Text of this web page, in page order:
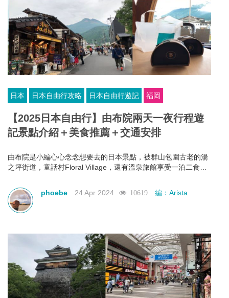
日本 日本自由行攻略 日本自由行遊記 福岡
【2025日本自由行】由布院兩天一夜行程遊
記景點介紹＋美食推薦＋交通安排
由布院是小編心心念念想要去的日本景點，被群山包圍古老的湯
之坪街道，童話村Floral Village，還有溫泉旅館享受一泊二食！
受由布院獨有的魅力！
phoebe 24 Apr 2024 10619 編：Arista